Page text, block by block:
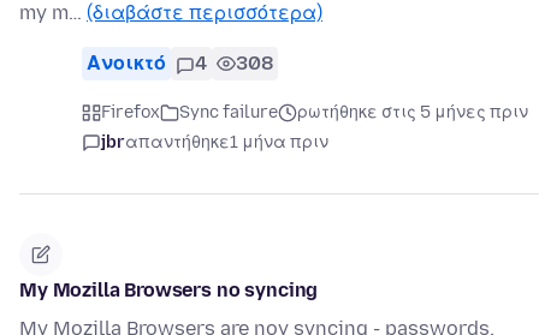
my m… (διαβάστε περισσότερα)
Ανοικτό 4 308
Firefox Sync failure
ρωτήθηκε στις 5 μήνες πριν
jbrαπαντήθηκε1 μήνα πριν
My Mozilla Browsers no syncing
My Mozilla Browsers are noy syncing - passwords,